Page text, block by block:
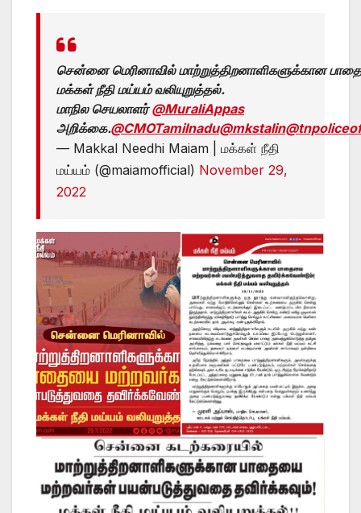
சென்னை மெரினாவில் மாற்றுத்திறனாளிகளுக்கான
மக்கள் நீதி மய்யம் வலியுறுத்தல்.
மாநில செயலாளர்@MuraliAppas
அறிக்கை.@CMOTamilnadu@mkstalin
— Makkal Needhi Maiam | மக்கள் நீதி
மய்யம் (@maiamofficial) November 29,
2022